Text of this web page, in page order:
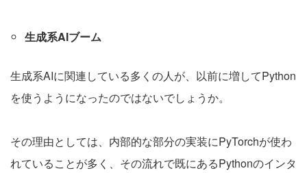
生成系AIブーム
生成系AIに関連している多くの人が、以前に増してPython
を使うようになったのではないでしょうか。
その理由としては、内部的な部分の実装にPyTorchが使わ
れていることが多く、その流れで既にあるPythonのインタ